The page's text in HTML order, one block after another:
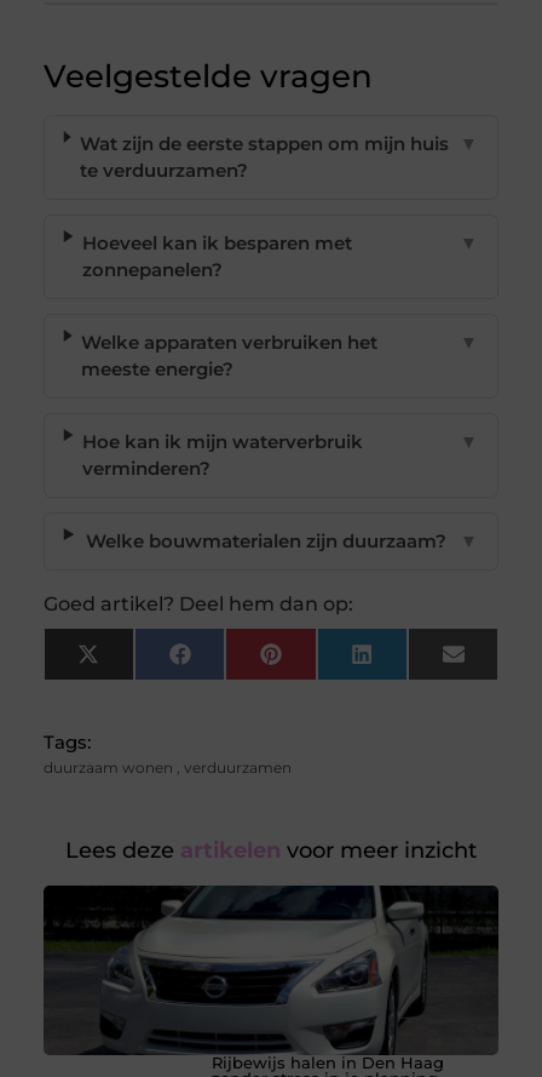
Veelgestelde vragen
Wat zijn de eerste stappen om mijn huis
te verduurzamen?
▼
Hoeveel kan ik besparen met
zonnepanelen?
▼
Welke apparaten verbruiken het
meeste energie?
▼
Hoe kan ik mijn waterverbruik
verminderen?
▼
Welke bouwmaterialen zijn duurzaam? ▼
Goed artikel? Deel hem dan op:
X
(Twitter)
FacebookPinterest LinkedIn Email
Tags:
duurzaam wonen , verduurzamen
Lees deze artikelen voor meer inzicht
Rijbewijs halen in Den Haag